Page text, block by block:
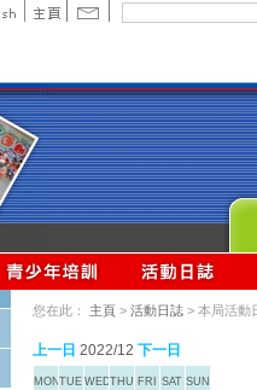
您在此： 主頁 > 活動日誌 > 本局活動
上一日 2022/12 下一日
MONTUE WEDTHU FRI SAT SUN